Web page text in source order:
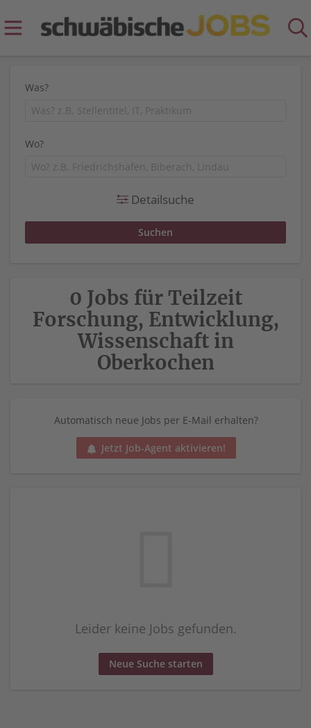
Was?
Wo?
Detailsuche
0 Jobs für Teilzeit
Forschung, Entwicklung,
Wissenschaft in
Oberkochen
Automatisch neue Jobs per E-Mail erhalten?
Jetzt Job-Agent aktivieren!
Leider keine Jobs gefunden.
Neue Suche starten